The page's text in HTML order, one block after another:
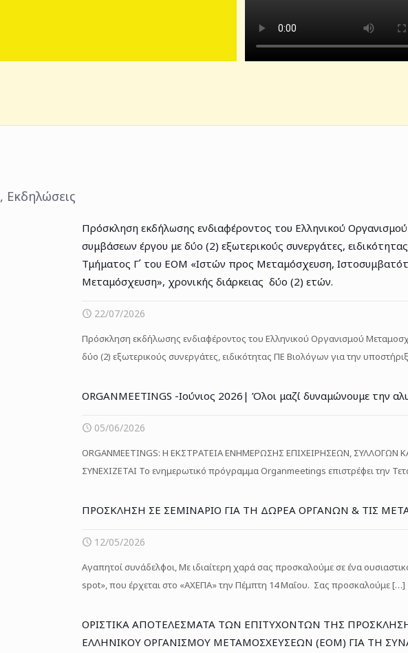
Εκδηλώσεις
Πρόσκληση εκδήλωσης ενδιαφέροντος του Ελληνικού
συμβάσεων έργου με δύο (2) εξωτερικούς συνεργάτες,
Τμήματος Γ΄ του ΕΟΜ «Ιστών προς Μεταμόσχευση,
Μεταμόσχευση», χρονικής διάρκειας δύο (2) ετών.
22/07/2026
Πρόσκληση εκδήλωσης ενδιαφέροντος του Ελληνικού Οργανισμού
δύο (2) εξωτερικούς συνεργάτες, ειδικότητας ΠΕ Βιολόγων για την
ORGANMEETINGS -Ιούνιος 2026| Όλοι μαζί δυναμώνουμε την
05/06/2026
ORGANMEETINGS: Η ΕΚΣΤΡΑΤΕΙΑ ΕΝΗΜΕΡΩΣΗΣ ΕΠΙΧΕΙΡΗΣΕΩΝ,
ΣΥΝΕΧΙΖΕΤΑΙ Το ενημερωτικό πρόγραμμα Organmeetings επιστρέφει την
ΠΡΟΣΚΛΗΣΗ ΣΕ ΣΕΜΙΝΑΡΙΟ ΓΙΑ ΤΗ ΔΩΡΕΑ ΟΡΓΑΝΩΝ & ΤΙΣ
12/05/2026
Αγαπητοί συνάδελφοι, Με ιδιαίτερη χαρά σας προσκαλούμε σε ένα
spot», που έρχεται στο «ΑΧΕΠΑ» την Πέμπτη 14 Μαΐου. Σας προσκαλούμε[…]
ΟΡΙΣΤΙΚΑ ΑΠΟΤΕΛΕΣΜΑΤΑ ΤΩΝ ΕΠΙΤΥΧΟΝΤΩΝ ΤΗΣ
ΕΛΛΗΝΙΚΟΥ ΟΡΓΑΝΙΣΜΟΥ ΜΕΤΑΜΟΣΧΕΥΣΕΩΝ (ΕΟΜ) ΓΙΑ ΤΗ